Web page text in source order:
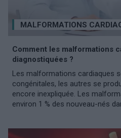
MALFORMATIONS
Comment les malformations
diagnostiquées ?
Les malformations cardiaques
congénitales, les autres se
encore inexpliquée. Les
environ 1 % des nouveau-nés